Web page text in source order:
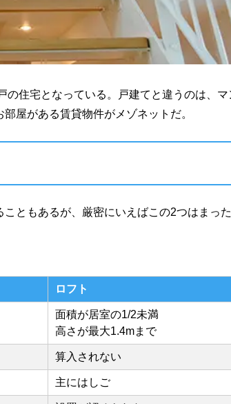
住宅となっている。戸建てと違うのは、マ
屋がある賃貸物件がメゾネットだ。
ともあるが、厳密にいえばこの2つはまった
ロフト
面積が居室の1/2未満
高さが最大1.4mまで
算入されない
主にはしご